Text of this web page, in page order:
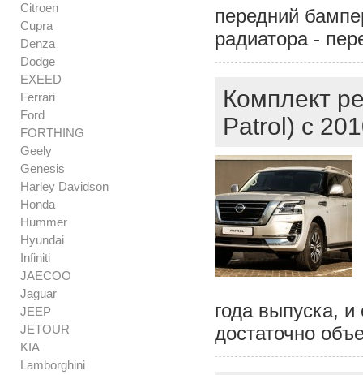
Citroen
Cupra
Denza
Dodge
EXEED
Ferrari
Ford
FORTHING
Geely
Genesis
Harley Davidson
Honda
Hummer
Hyundai
Infiniti
JAECOO
Jaguar
JEEP
JETOUR
KIA
Lamborghini
передний
радиатора -
Комплект
Patrol) с
года выпуска,
достаточно